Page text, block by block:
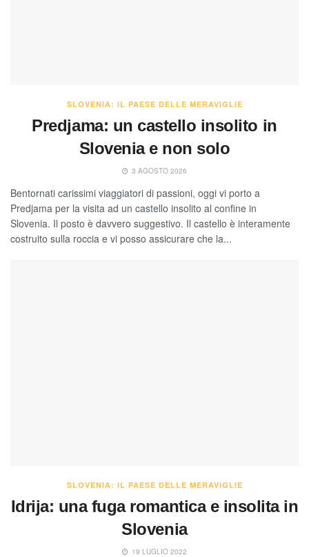
SLOVENIA: IL PAESE DELLE MERAVIGLIE
Predjama: un castello insolito in
Slovenia e non solo
3 AGOSTO 2026
Bentornati carissimi viaggiatori di passioni, oggi vi porto a
Predjama per la visita ad un castello insolito al confine in
Slovenia. Il posto è davvero suggestivo. Il castello è interamente
costruito sulla roccia e vi posso assicurare che la...
SLOVENIA: IL PAESE DELLE MERAVIGLIE
Idrija: una fuga romantica e insolita in
Slovenia
19 LUGLIO 2022